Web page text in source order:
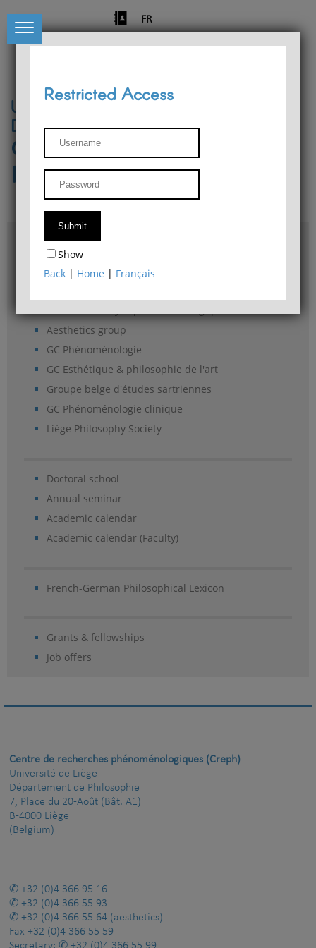
FR
University of Liège
Départment of Philosophy
Center for Phenomenological
Research
Access & maps
Philosophy Department Library
Aesthetics group
GC Phénoménologie
GC Esthétique & philosophie de l'art
Groupe belge d'études sartriennes
GC Phénoménologie clinique
Liège Philosophy Society
Doctoral school
Annual seminar
Academic calendar
Academic calendar (Faculty)
French-German Philosophical Lexicon
Grants & fellowships
Job offers
Restricted Access
Show
Back | Home | Français
Centre de recherches phénoménologiques (Creph)
Université de Liège
Département de Philosophie
7, Place du 20-Août (Bât. A1)
B-4000 Liège
(Belgium)
+32 (0)4 366 95 16
+32 (0)4 366 55 93
+32 (0)4 366 55 64 (aesthetics)
Fax +32 (0)4 366 55 59